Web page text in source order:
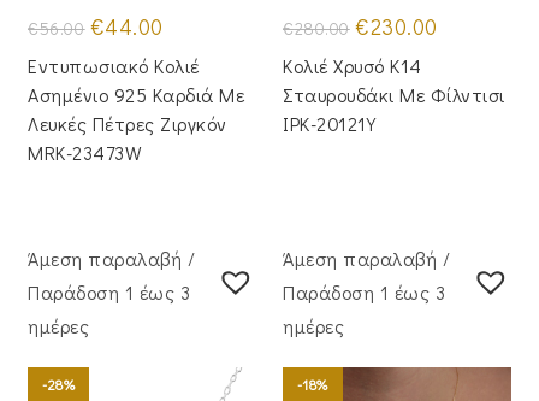
€56.00 Original
price
€56.00.
€44.00
τιμή
είναι:
€44.00.
Εντυπωσιακό Κολιέ
Ασημένιο 925 Καρδιά Με
Λευκές Πέτρες Ζιργκόν
MRK-23473W
€280.00 Original
price
was:
€280.00.
€230.00
€230.00.
Κολιέ Χρυσό Κ14
Σταυρουδάκι Με Φίλντισι
IPK-20121Y
Άμεση παραλαβή /
Παράδoση 1 έως 3
ημέρες
-28%
Άμεση παραλαβή /
Παράδoση 1 έως 3
ημέρες
-18%